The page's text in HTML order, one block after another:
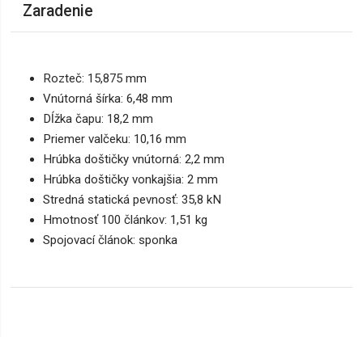
Zaradenie
Rozteč: 15,875 mm
Vnútorná šírka: 6,48 mm
Dĺžka čapu: 18,2 mm
Priemer valčeku: 10,16 mm
Hrúbka doštičky vnútorná: 2,2 mm
Hrúbka doštičky vonkajšia: 2 mm
Stredná statická pevnosť: 35,8 kN
Hmotnosť 100 článkov: 1,51 kg
Spojovací článok: sponka